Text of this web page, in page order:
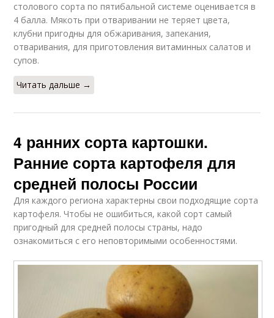
столового сорта по пятибальной системе оценивается в
4 балла. Мякоть при отваривании не теряет цвета,
клубни пригодны для обжаривания, запекания,
отваривания, для приготовления витаминных салатов и
супов.
Читать дальше →
4 ранних сорта картошки.
Ранние сорта картофеля для
средней полосы России
Для каждого региона характерны свои подходящие сорта
картофеля. Чтобы не ошибиться, какой сорт самый
пригодный для средней полосы страны, надо
ознакомиться с его неповторимыми особенностями.